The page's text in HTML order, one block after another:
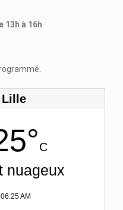
13h à 16h
Lille
C
nuageux
AM